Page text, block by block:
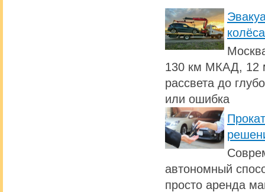
130 км МКАД, 12
рассвета до
или ошибка
автономный
просто аренда